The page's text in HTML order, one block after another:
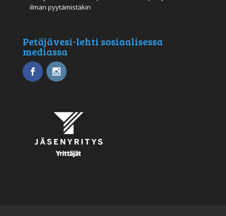
ilman pyytämistäkin
Petäjävesi-lehti sosiaalisessa
mediassa